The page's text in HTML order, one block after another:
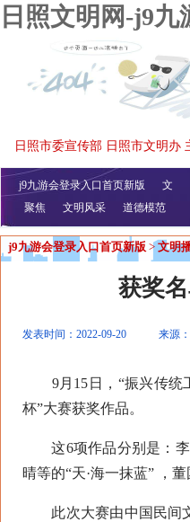
日照文明网-j9
日照市委宣传部 日照市文明办
j9九游会登录入口首页新版
文
明播报
公益视频
聚焦 文明风采 道德模范
j9九游会登录入口首页新版 > 文明
获奖
发表时间：2022-09-20 来源
9月15日，“振兴传统工
杯”大赛获奖作品。
这6项作品分别是：李
晴等的“天·海一抹蓝” ，
此次大赛由中国民间文